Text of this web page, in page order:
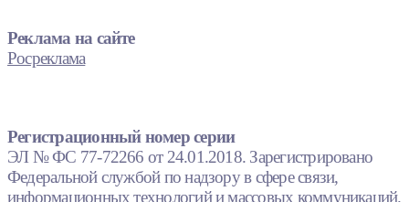
Реклама на сайте
Росреклама
Регистрационный номер серии
ЭЛ № ФС 77-72266 от 24.01.2018. Зарегистрировано
Федеральной службой по надзору в сфере связи,
информационных технологий и массовых коммуникаций.